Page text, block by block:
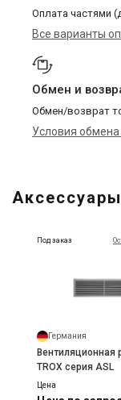
Оплата частями
Все варианты
Обмен и
Обмен/возврат
Условия обмена
Аксессуары
Под заказ
Германия
Вентиляционная
TROX серия ASL
Цена